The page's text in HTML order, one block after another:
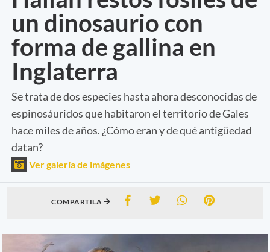
un dinosaurio con
forma de gallina en
Inglaterra
Se trata de dos especies hasta ahora desconocidas de
espinosáuridos que habitaron el territorio de Gales
hace miles de años. ¿Cómo eran y de qué antigüedad
datan?
Ver galería de imágenes
COMPARTILA